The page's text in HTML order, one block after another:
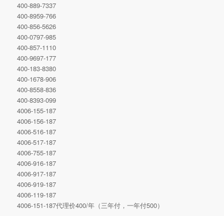
400-889-7337
400-8959-766
400-856-5626
400-0797-985
400-857-1110
400-9697-177
400-183-8380
400-1678-906
400-8558-836
400-8393-099
4006-155-187
4006-156-187
4006-516-187
4006-517-187
4006-755-187
4006-916-187
4006-917-187
4006-919-187
4006-119-187
4006-151-187代理价400/年（三年付，一年付500）